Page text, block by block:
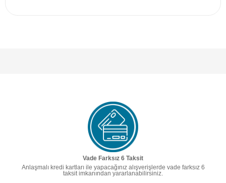
Vade Farksız 6 Taksit
Anlaşmalı kredi kartları ile yapacağınız alışverişlerde vade farksız 6
taksit imkanından yararlanabilirsiniz.